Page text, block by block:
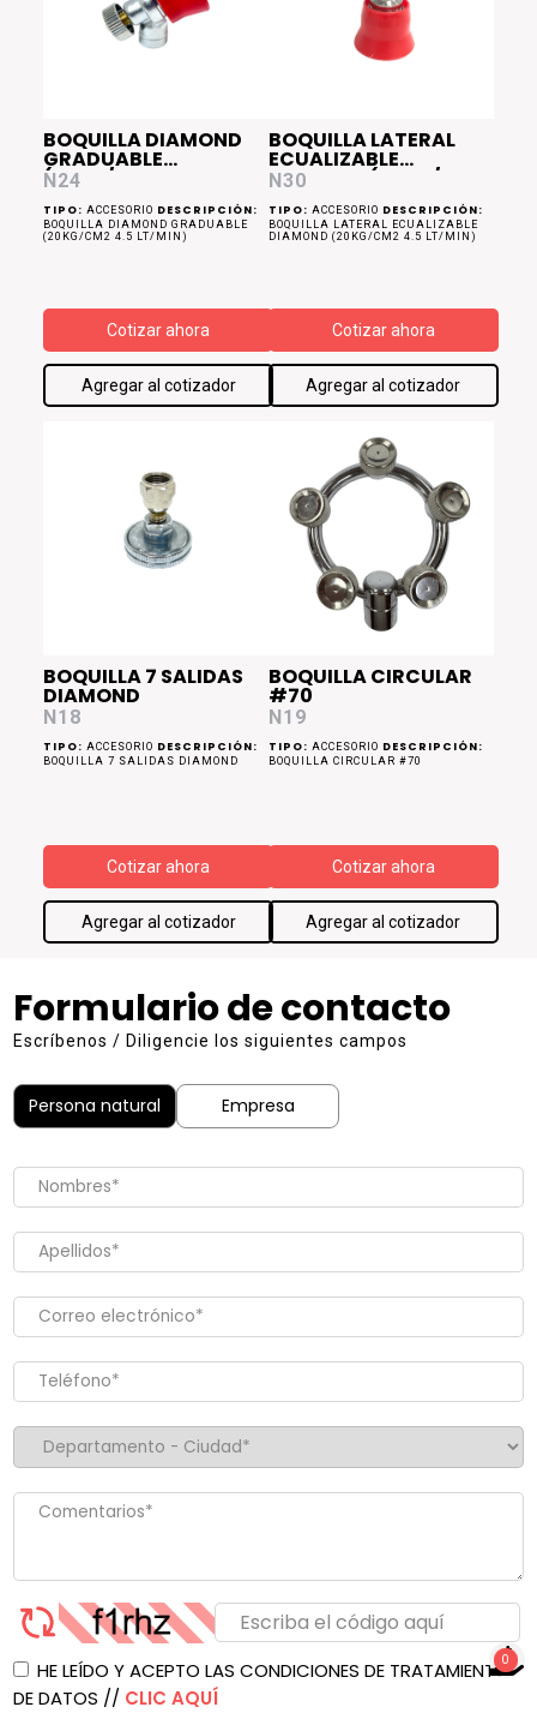
0
BOQUILLA DIAMOND
GRADUABLE
(20Kg/cm2 4.5
N24
TIPO: ACCESORIO DESCRIPCIÓN:
BOQUILLA DIAMOND GRADUABLE
(20KG/CM2 4.5 LT/MIN)
Cotizar ahora
Agregar al cotizador
BOQUILLA LATERAL
ECUALIZABLE
DIAMOND (20Kg/cm2
N30
TIPO: ACCESORIO DESCRIPCIÓN:
BOQUILLA LATERAL ECUALIZABLE
DIAMOND (20KG/CM2 4.5 LT/MIN)
Cotizar ahora
Agregar al cotizador
BOQUILLA 7 SALIDAS
DIAMOND
N18
TIPO: ACCESORIO DESCRIPCIÓN:
BOQUILLA 7 SALIDAS DIAMOND
Cotizar ahora
Agregar al cotizador
BOQUILLA CIRCULAR
#70
N19
TIPO: ACCESORIO DESCRIPCIÓN:
BOQUILLA CIRCULAR #70
Cotizar ahora
Agregar al cotizador
Formulario de contacto
Escríbenos / Diligencie los siguientes campos
Persona natural Empresa
HE LEÍDO Y ACEPTO LAS CONDICIONES DE TRATAMIENTO
DE DATOS // CLIC AQUÍ